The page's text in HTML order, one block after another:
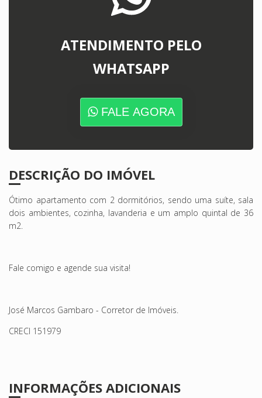
ATENDIMENTO PELO
WHATSAPP
FALE AGORA
DESCRIÇÃO DO IMÓVEL
Ótimo apartamento com 2 dormitórios, sendo uma suíte, sala
dois ambientes, cozinha, lavanderia e um amplo quintal de 36
m2.
Fale comigo e agende sua visita!
José Marcos Gambaro - Corretor de Imóveis.
CRECI 151979
INFORMAÇÕES ADICIONAIS